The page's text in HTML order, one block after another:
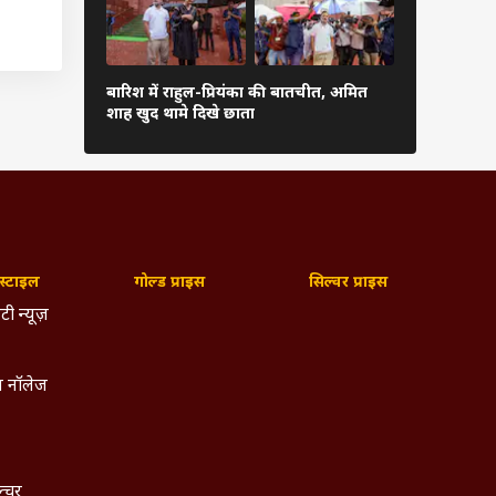
को
कहा
है
बारिश में राहुल-प्रियंका की बातचीत, अमित
शाह खुद थामे दिखे छाता
न्यूज़
नॉलेज
गोल्ड प्राइस सिल्वर प्राइस